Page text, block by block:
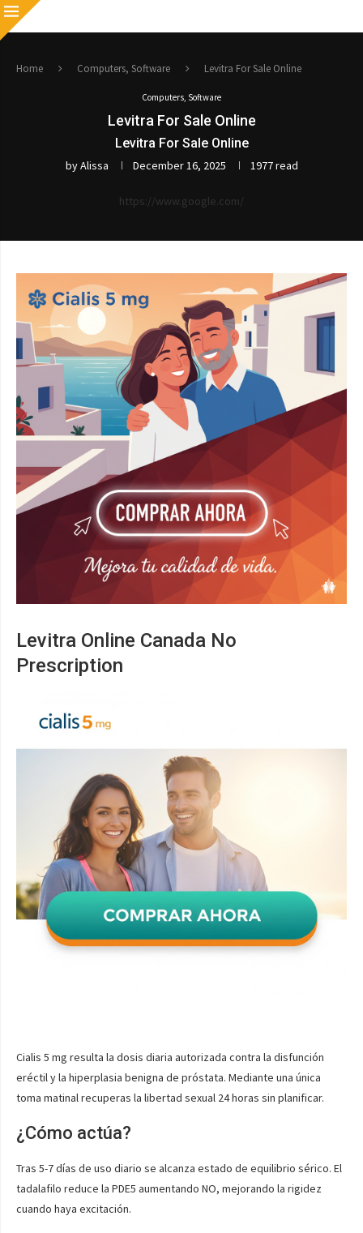
Home Computers, Software Levitra For Sale Online
Computers, Software
Levitra For Sale Online
Levitra For Sale Online
byAlissa December 16, 2025 1977 read
https://www.google.com/
Levitra Online Canada No
Prescription
Cialis 5 mg resulta la dosis diaria autorizada contra la disfunción
eréctil y la hiperplasia benigna de próstata. Mediante una única
toma matinal recuperas la libertad sexual 24 horas sin planificar.
¿Cómo actúa?
Tras 5-7 días de uso diario se alcanza estado de equilibrio sérico. El
tadalafilo reduce la PDE5 aumentando NO, mejorando la rigidez
cuando haya excitación.